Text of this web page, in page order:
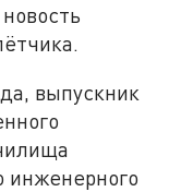
выпускник
инженерного